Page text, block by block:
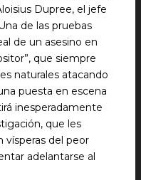
Dupree, el jefe
de las pruebas
de un asesino en
que siempre
naturales atacando
puesta en escena
inesperadamente
que les
vísperas del peor
adelantarse al